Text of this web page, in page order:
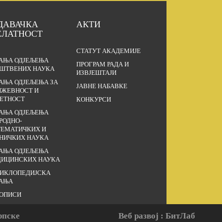
ОДЈЕЉЕЊА
НАУКА
ОДЈЕЉЕЊА ЗА
И
ОДЈЕЉЕЊА
И
НАУКА
ОДЈЕЉЕЊА
НАУКА
АКТИ
СТАТУТ АКАДЕМИЈЕ
ПРОГРАМ РАДА И
ИЗВЈЕШТАЈИ
ЈАВНЕ НАБАВКЕ
КОНКУРСИ
Веб развој : БитЛаб